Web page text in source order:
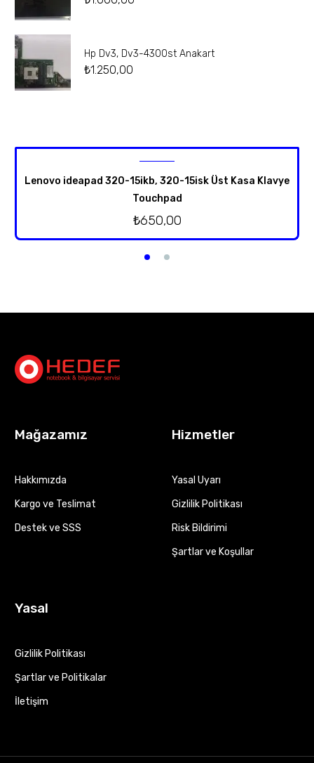
Hp Dv3, Dv3-4300st Anakart
₺1.250,00
Lenovo ideapad 320-15ikb, 320-15isk Üst Kasa Klavye
Touchpad
₺650,00
Mağazamız
Hakkımızda
Kargo ve Teslimat
Destek ve SSS
Hizmetler
Yasal Uyarı
Gizlilik Politikası
Risk Bildirimi
Şartlar ve Koşullar
Yasal
Gizlilik Politikası
Şartlar ve Politikalar
İletişim